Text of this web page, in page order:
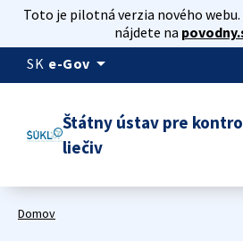
Toto je pilotná verzia nového webu.
nájdete na
SK e-Gov arrow_drop_down
Štátny ústav pre
liečiv
Domov